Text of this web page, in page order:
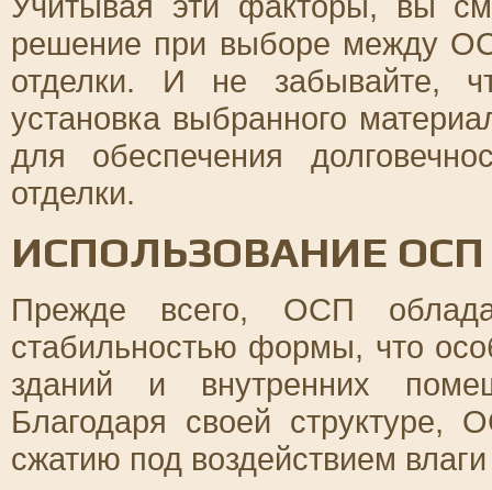
решение при выборе между
отделки. И не забывайте,
установка выбранного
для обеспечения
отделки.
ИСПОЛЬЗОВАНИЕ
Прежде всего, ОСП
стабильностью формы, что
зданий и внутренних
Благодаря своей
сжатию под воздействием